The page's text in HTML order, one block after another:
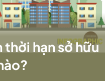
hạn sở hữu